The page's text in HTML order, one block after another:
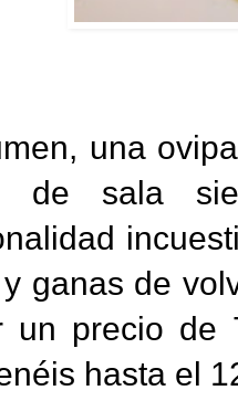
una
de sala
ganas de
un precio de
hasta el